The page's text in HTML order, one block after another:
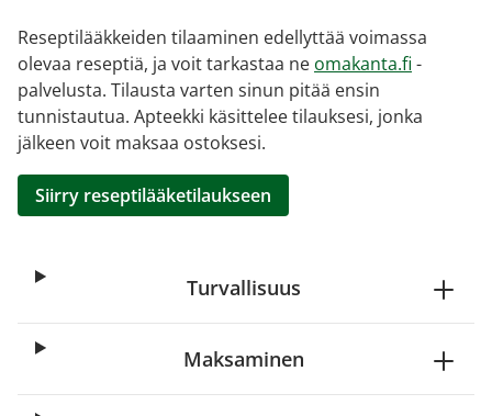
Reseptilääkkeiden tilaaminen edellyttää voimassa
olevaa reseptiä, ja voit tarkastaa ne omakanta.fi -
palvelusta. Tilausta varten sinun pitää ensin
tunnistautua. Apteekki käsittelee tilauksesi, jonka
jälkeen voit maksaa ostoksesi.
Siirry reseptilääketilaukseen
Turvallisuus
Maksaminen